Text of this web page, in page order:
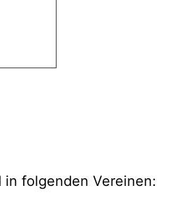
folgenden Vereinen: